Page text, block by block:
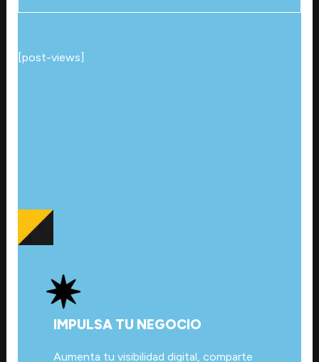
[post-views]
IMPULSA TU NEGOCIO
Aumenta tu visibilidad digital, comparte